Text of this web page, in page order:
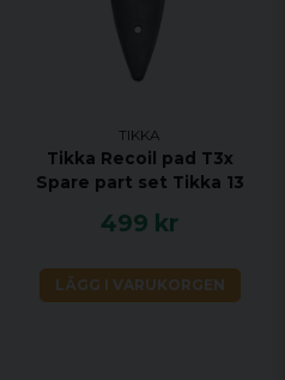
TIKKA
Tikka Recoil pad T3x
Spare part set Tikka 13
499 kr
LÄGG I VARUKORGEN